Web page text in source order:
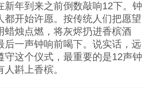
新年到来之前倒数敲响12下。钟
都开始许愿。按传统人们把愿望
蜡烛点燃，将灰烬扔进香槟酒
后一声钟响前喝下。说实话，远
守这个仪式，最重要的是12声钟
斟上香槟。